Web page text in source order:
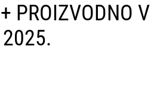
PROIZVODNO